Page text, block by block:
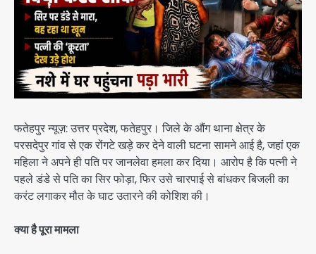
फतेहपुर न्यूज़: उत्तर प्रदेश, फतेहपुर। जिले के औंग थाना क्षेत्र के
परसदेपुर गांव से एक रोंगटे खड़े कर देने वाली घटना सामने आई है, जहां एक
महिला ने अपने ही पति पर जानलेवा हमला कर दिया। आरोप है कि पत्नी ने
पहले डंडे से पति का सिर फोड़ा, फिर उसे चारपाई से बांधकर बिजली का
करंट लगाकर मौत के घाट उतारने की कोशिश की।
क्या है पूरा मामला